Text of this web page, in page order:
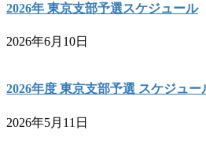
2026年 東京支部予選スケジュール
2026年6月10日
2026年度 東京支部予選 スケジュー
2026年5月11日